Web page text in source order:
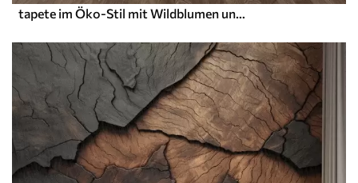
tapete im Öko-Stil mit Wildblumen und Pflanzen auf strukturiertem Hintergrund